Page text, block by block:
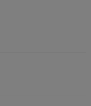
ようお願い致します。